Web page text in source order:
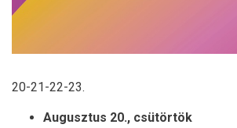
20-21-22-23.
Augusztus 20., csütörtök